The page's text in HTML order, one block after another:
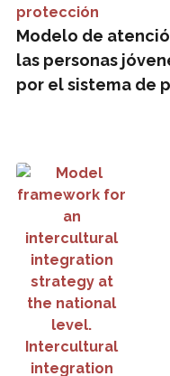
Modelo de
las personas
por el sistema de
Model framework for